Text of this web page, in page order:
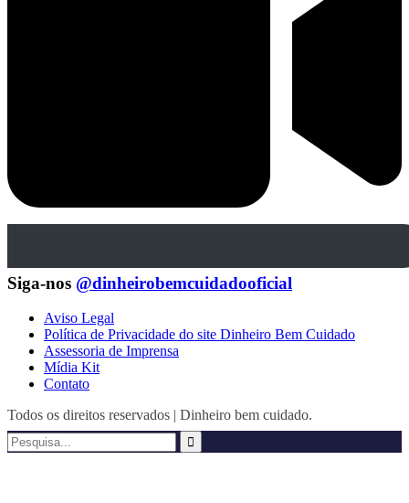
Siga-nos @dinheirobemcuidadooficial
Aviso Legal
Política de Privacidade do site Dinheiro Bem Cuidado
Assessoria de Imprensa
Mídia Kit
Contato
Todos os direitos reservados | Dinheiro bem cuidado.